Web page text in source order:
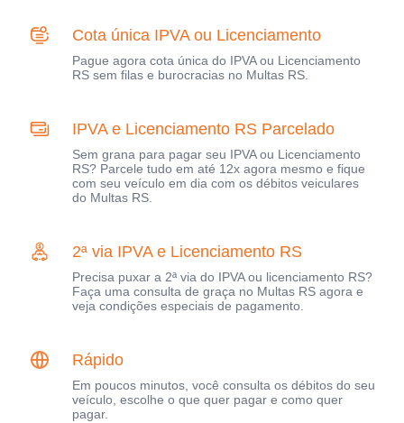
Cota única IPVA ou Licenciamento
Pague agora cota única do IPVA ou Licenciamento
RS sem filas e burocracias no Multas RS.
IPVA e Licenciamento RS Parcelado
Sem grana para pagar seu IPVA ou Licenciamento
RS? Parcele tudo em até 12x agora mesmo e fique
com seu veículo em dia com os débitos veiculares
do Multas RS.
2ª via IPVA e Licenciamento RS
Precisa puxar a 2ª via do IPVA ou licenciamento RS?
Faça uma consulta de graça no Multas RS agora e
veja condições especiais de pagamento.
Rápido
Em poucos minutos, você consulta os débitos do seu
veículo, escolhe o que quer pagar e como quer
pagar.